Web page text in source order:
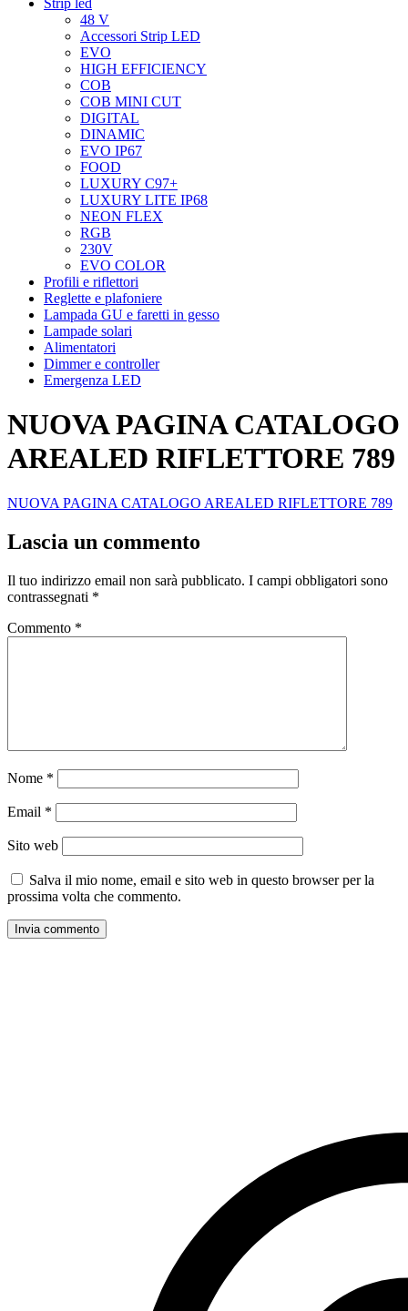
48 V
Accessori Strip LED
EVO
HIGH EFFICIENCY
COB
COB MINI CUT
DIGITAL
DINAMIC
EVO IP67
FOOD
LUXURY C97+
LUXURY LITE IP68
NEON FLEX
RGB
230V
EVO COLOR
Profili e riflettori
Reglette e plafoniere
Lampada GU e faretti in gesso
Lampade solari
Alimentatori
Dimmer e controller
Emergenza LED
NUOVA PAGINA CATALOGO
AREALED RIFLETTORE 789
NUOVA PAGINA CATALOGO AREALED RIFLETTORE 789
Lascia un commento
Il tuo indirizzo email non sarà pubblicato. I campi obbligatori sono
contrassegnati *
Commento *
Nome *
Email *
Sito web
Salva il mio nome, email e sito web in questo browser per la
prossima volta che commento.